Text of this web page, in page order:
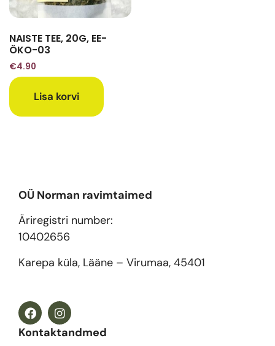
NAISTE TEE, 20G, EE-
ÖKO-03
€4.90
Lisa korvi
OÜ Norman ravimtaimed
Äriregistri number:
10402656
Karepa küla, Lääne – Virumaa, 45401
Kontaktandmed